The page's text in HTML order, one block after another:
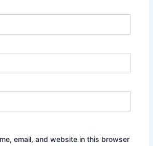
email, and website in this browser